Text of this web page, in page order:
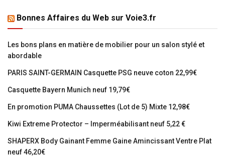
Bonnes Affaires du Web sur Voie3.fr
Les bons plans en matière de mobilier pour un salon stylé et
abordable
PARIS SAINT-GERMAIN Casquette PSG neuve coton 22,99€
Casquette Bayern Munich neuf 19,79€
En promotion PUMA Chaussettes (Lot de 5) Mixte 12,98€
Kiwi Extreme Protector – Imperméabilisant neuf 5,22 €
SHAPERX Body Gainant Femme Gaine Amincissant Ventre Plat
neuf 46,20€